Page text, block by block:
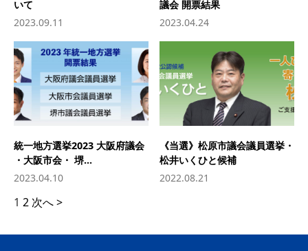
いて
2023.09.11
議会 開票結果
2023.04.24
統一地方選挙2023 大阪府議会
・大阪市会・ 堺...
2023.04.10
《当選》松原市議会議員選挙・
松井いくひと候補
2022.08.21
1 2 次へ >